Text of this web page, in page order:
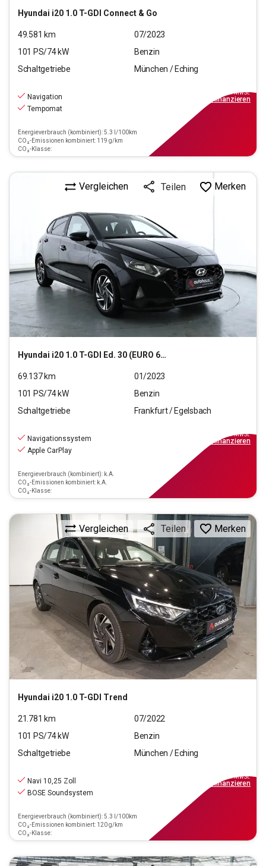
Hyundai i20 1.0 T-GDI Connect & Go
49.581 km
07/2023
101 PS/74kW
Benzin
Schaltgetriebe
München / Eching
Navigation
Tempomat
Energieverbrauch (kombiniert): 5.3 l/100km
CO₂-Emissionen kombiniert: 119 g/km
CO₂-Klasse:
inkl.MwSt.
finanzieren
Hyundai i20 1.0 T-GDI Ed. 30 (EURO 6d)(OPF)
Vergleichen Teilen Merken
69.137km
01/2023
101 PS/74kW
Benzin
Schaltgetriebe
Frankfurt / Egelsbach
Navigationssystem
Apple CarPlay
Energieverbrauch (kombiniert): k.A.
CO₂-Emissionen kombiniert: k.A.
CO₂-Klasse:
inkl.MwSt.
finanzieren
Hyundai i20 1.0 T-GDI Trend
Vergleichen Teilen Merken
21.781 km
07/2022
101 PS/74kW
Benzin
Schaltgetriebe
München / Eching
Navi 10,25 Zoll
BOSE Soundsystem
Energieverbrauch (kombiniert): 5.3 l/100km
CO₂-Emissionen kombiniert: 120 g/km
CO₂-Klasse:
inkl.MwSt.
finanzieren